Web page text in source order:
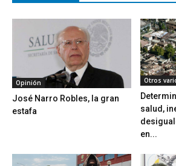
Opinión
José Narro Robles, la gran
estafa
Otros
salud,
en...